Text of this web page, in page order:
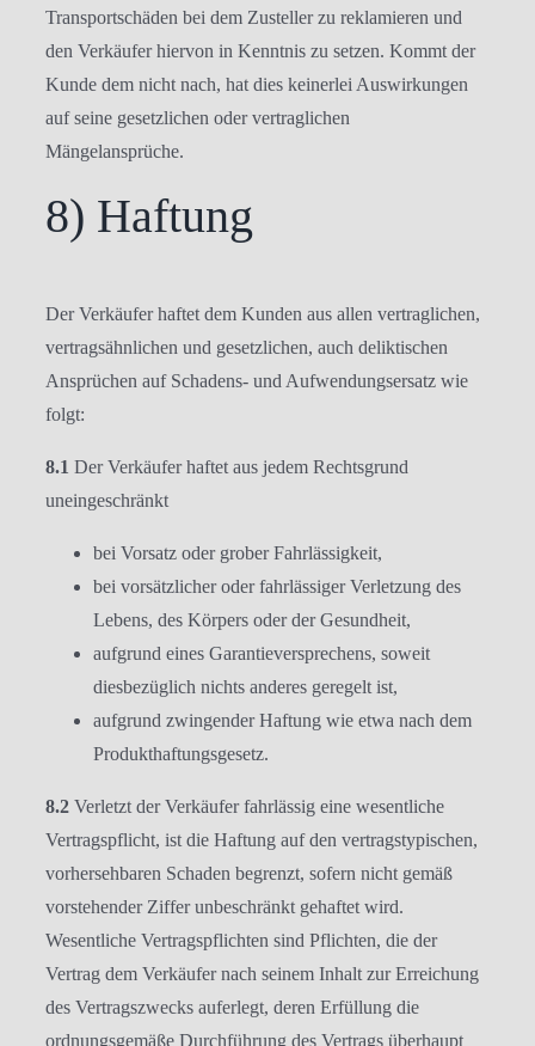
Transportschäden bei dem Zusteller zu reklamieren und
den Verkäufer hiervon in Kenntnis zu setzen. Kommt der
Kunde dem nicht nach, hat dies keinerlei Auswirkungen
auf seine gesetzlichen oder vertraglichen
Mängelansprüche.
8) Haftung
Der Verkäufer haftet dem Kunden aus allen vertraglichen,
vertragsähnlichen und gesetzlichen, auch deliktischen
Ansprüchen auf Schadens- und Aufwendungsersatz wie
folgt:
8.1 Der Verkäufer haftet aus jedem Rechtsgrund
uneingeschränkt
bei Vorsatz oder grober Fahrlässigkeit,
bei vorsätzlicher oder fahrlässiger Verletzung des
Lebens, des Körpers oder der Gesundheit,
aufgrund eines Garantieversprechens, soweit
diesbezüglich nichts anderes geregelt ist,
aufgrund zwingender Haftung wie etwa nach dem
Produkthaftungsgesetz.
8.2 Verletzt der Verkäufer fahrlässig eine wesentliche
Vertragspflicht, ist die Haftung auf den vertragstypischen,
vorhersehbaren Schaden begrenzt, sofern nicht gemäß
vorstehender Ziffer unbeschränkt gehaftet wird.
Wesentliche Vertragspflichten sind Pflichten, die der
Vertrag dem Verkäufer nach seinem Inhalt zur Erreichung
des Vertragszwecks auferlegt, deren Erfüllung die
ordnungsgemäße Durchführung des Vertrags überhaupt